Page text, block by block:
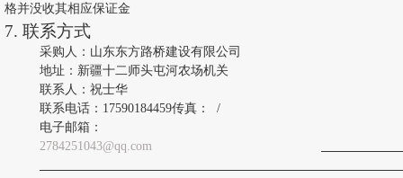
格并没收其相应保证金
7. 联系方式
采购人： 山东东方路桥建设有限公司
地址： 新疆十二师头屯河农场机关
联系人： 祝士华
联系电话： 17590184459传真：
/
电子邮箱：
2784251043@qq .com